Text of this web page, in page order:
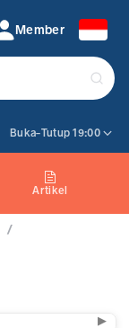
Member
Buka-Tutup 19:00
Artikel
/
▶